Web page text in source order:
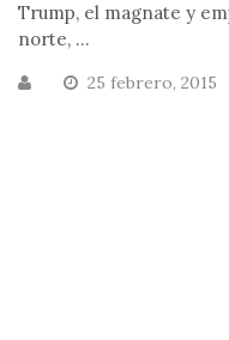
Trump, el magnate y
norte, ...
25 febrero, 2015